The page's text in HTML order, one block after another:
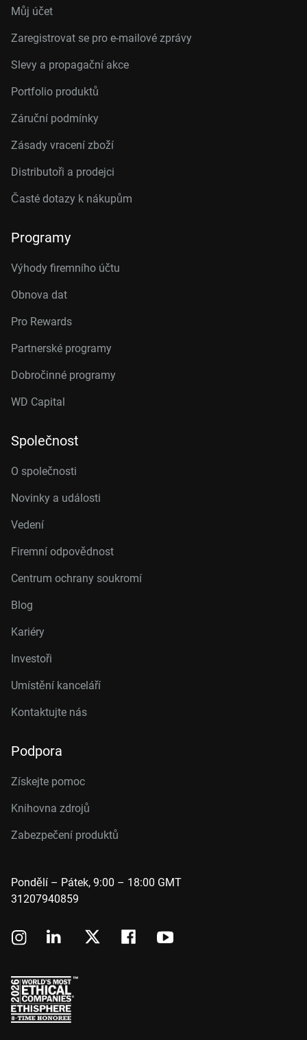
Můj účet
Zaregistrovat se pro e-mailové zprávy
Slevy a propagační akce
Portfolio produktů
Záruční podmínky
Zásady vracení zboží
Distributoři a prodejci
Časté dotazy k nákupům
Programy
Výhody firemního účtu
Obnova dat
Pro Rewards
Partnerské programy
Dobročinné programy
WD Capital
Společnost
O společnosti
Novinky a události
Vedení
Firemní odpovědnost
Centrum ochrany soukromí
Blog
Kariéry
Investoři
Umístění kanceláří
Kontaktujte nás
Podpora
Získejte pomoc
Knihovna zdrojů
Zabezpečení produktů
Pondělí – Pátek, 9:00 – 18:00 GMT
31207940859